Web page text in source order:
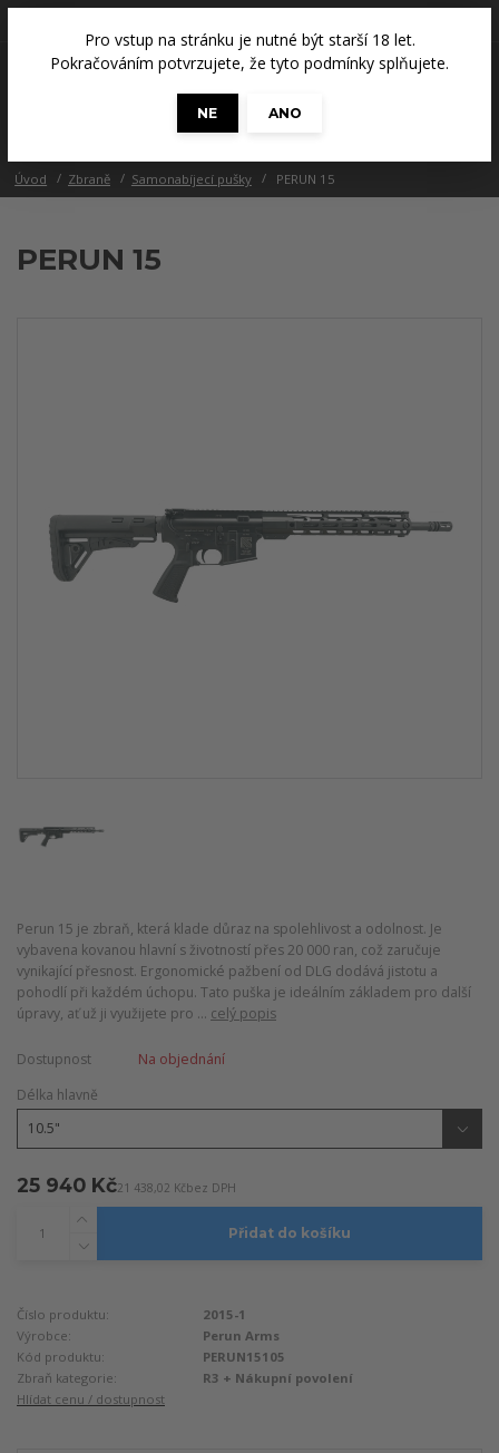
Pro vstup na stránku je nutné být starší 18 let.
Pokračováním potvrzujete, že tyto podmínky splňujete.
NE
ANO
0 Kč
Úvod Zbraně Samonabíjecí pušky PERUN 15
PERUN 15
Perun 15 je zbraň, která klade důraz na spolehlivost a odolnost. Je
vybavena kovanou hlavní s životností přes 20 000 ran, což zaručuje
vynikající přesnost. Ergonomické pažbení od DLG dodává jistotu a
pohodlí při každém úchopu. Tato puška je ideálním základem pro další
úpravy, ať už ji využijete pro ... celý popis
Dostupnost
Na objednání
Délka hlavně
25 940 Kč21 438,02 Kčbez DPH
Přidat do košíku
Číslo produktu:
2015-1
Výrobce:
Perun Arms
Kód produktu:
PERUN15105
Zbraň kategorie:
R3 + Nákupní povolení
Hlídat cenu / dostupnost